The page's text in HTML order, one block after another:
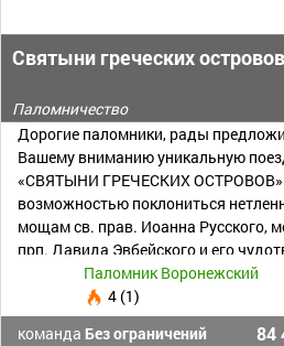
Святыни греческих островов
Паломничество
Дорогие паломники, рады
Вашему вниманию уникальную
«СВЯТЫНИ ГРЕЧЕСКИХ ОСТРОВОВ»
возможностью поклониться
мощам св. прав. Иоанна Русского,
прп. Давида Эвбейского и его
Паломник Воронежский
4 (1)
команда Без ограничений 84